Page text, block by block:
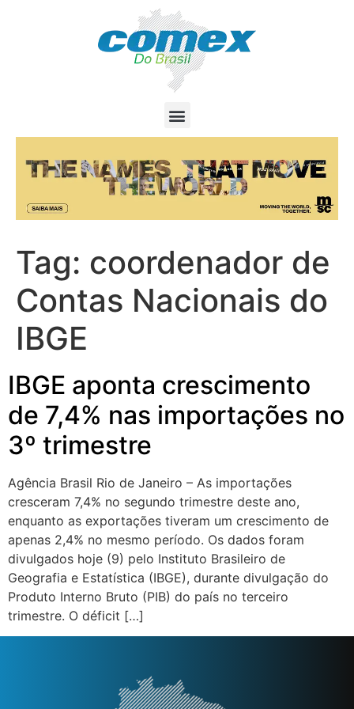
Tag: coordenador de
Contas Nacionais do
IBGE
IBGE aponta crescimento
de 7,4% nas importações no
3º trimestre
Agência Brasil Rio de Janeiro – As importações
cresceram 7,4% no segundo trimestre deste ano,
enquanto as exportações tiveram um crescimento de
apenas 2,4% no mesmo período. Os dados foram
divulgados hoje (9) pelo Instituto Brasileiro de
Geografia e Estatística (IBGE), durante divulgação do
Produto Interno Bruto (PIB) do país no terceiro
trimestre. O déficit […]